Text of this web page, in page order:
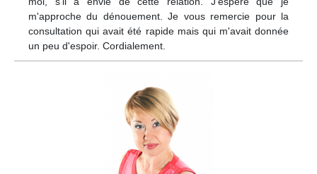
m'approche du dénouement. Je vous remercie pour la
consultation qui avait été rapide mais qui m'avait donnée
un peu d'espoir. Cordialement.